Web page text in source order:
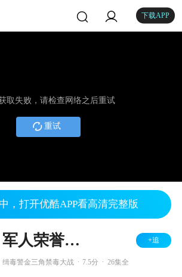
下载APP
取失败，请检查网络之后重试
重试
，打开优酷APP看高清完整版
军人荣誉之铁血雄心 +追
缉毒警金三角禁毒大战 7.5分 26集全